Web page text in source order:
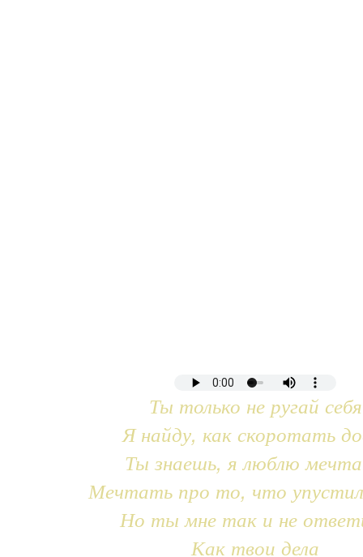
Ты только не ругай себя
Я найду, как скоротать
Ты знаешь, я люблю
Мечтать про то, что
Но ты мне так и не
Как твои дела